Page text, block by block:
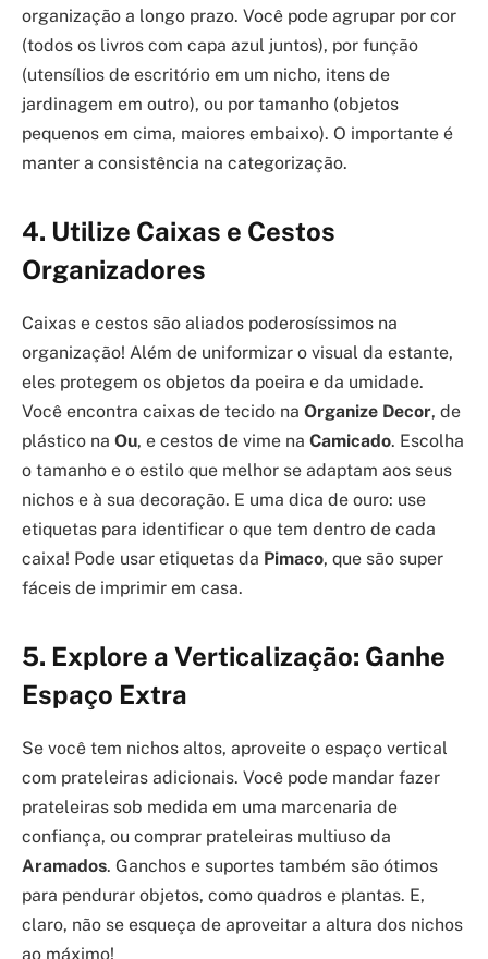
organização a longo prazo. Você pode agrupar por cor
(todos os livros com capa azul juntos), por função
(utensílios de escritório em um nicho, itens de
jardinagem em outro), ou por tamanho (objetos
pequenos em cima, maiores embaixo). O importante é
manter a consistência na categorização.
4. Utilize Caixas e Cestos
Organizadores
Caixas e cestos são aliados poderosíssimos na
organização! Além de uniformizar o visual da estante,
eles protegem os objetos da poeira e da umidade.
Você encontra caixas de tecido na Organize Decor, de
plástico na Ou, e cestos de vime na Camicado. Escolha
o tamanho e o estilo que melhor se adaptam aos seus
nichos e à sua decoração. E uma dica de ouro: use
etiquetas para identificar o que tem dentro de cada
caixa! Pode usar etiquetas da Pimaco, que são super
fáceis de imprimir em casa.
5. Explore a Verticalização: Ganhe
Espaço Extra
Se você tem nichos altos, aproveite o espaço vertical
com prateleiras adicionais. Você pode mandar fazer
prateleiras sob medida em uma marcenaria de
confiança, ou comprar prateleiras multiuso da
Aramados. Ganchos e suportes também são ótimos
para pendurar objetos, como quadros e plantas. E,
claro, não se esqueça de aproveitar a altura dos nichos
ao máximo!